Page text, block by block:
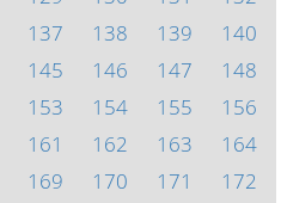
137 138 139
140
145 146 147
148
153 154 155
156
161 162 163
164
169 170 171
172